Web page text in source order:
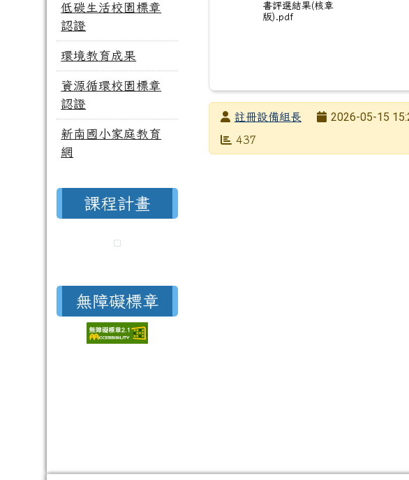
低碳生活校園標章
認證
環境教育成果
資源循環校園標章
認證
新南國小家庭教育
網
課程計畫
無障礙標章
書評選結果(核章
版).pdf
發布者註冊設備組長
發布日期
2026-05-15
瀏覽次數
437